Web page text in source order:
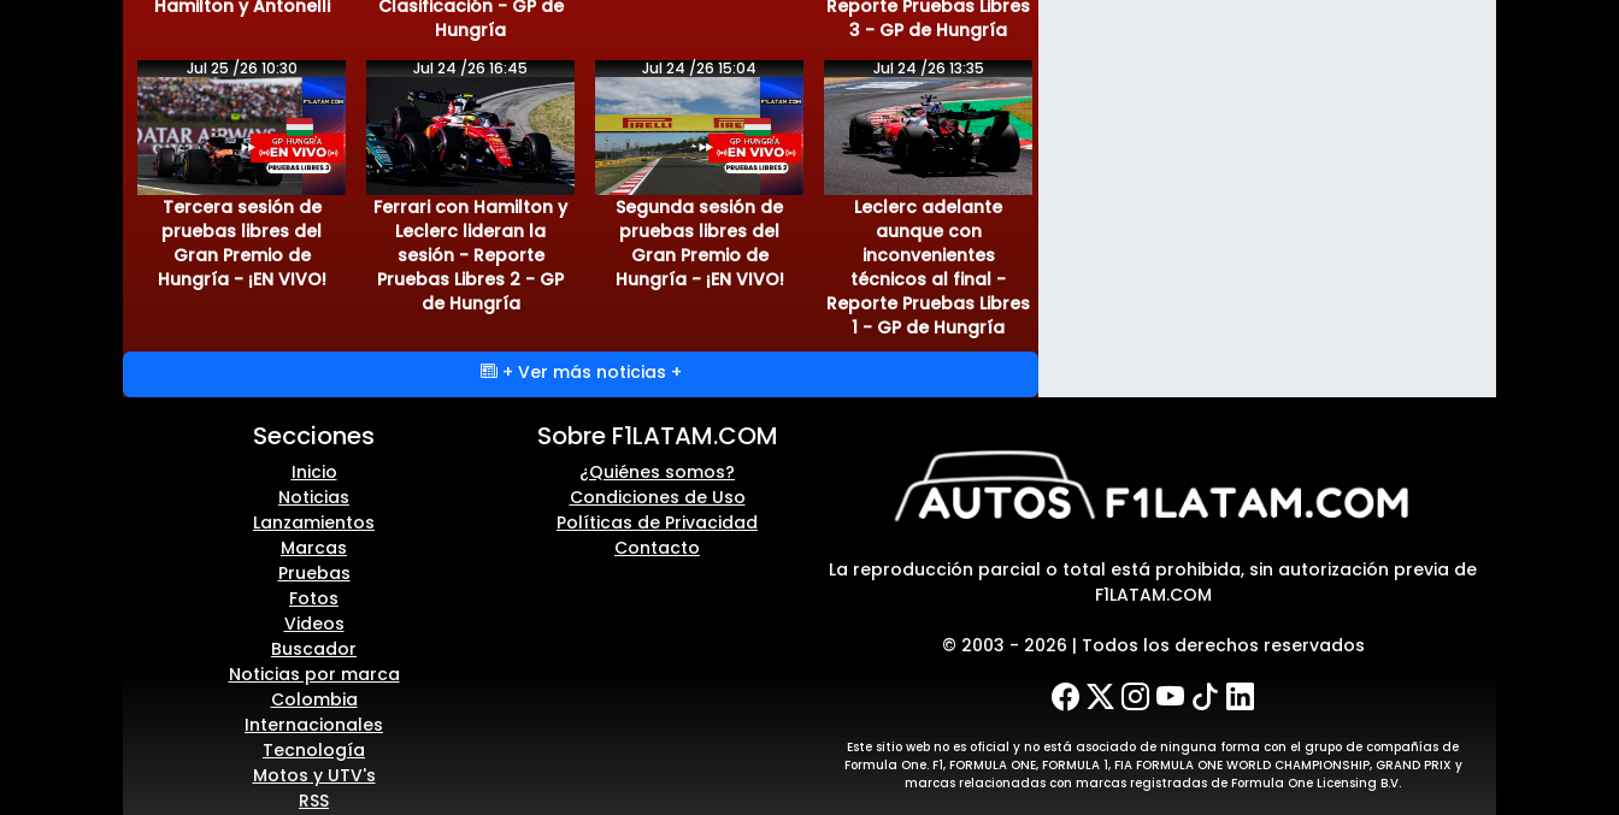
Hamilton y Antonelli
Clasificación - GP de
Hungría
Reporte Pruebas Libres
3 - GP de Hungría
Jul 25 /26 10:30
Tercera sesión de
pruebas libres del
Gran Premio de
Hungría - ¡EN VIVO!
Jul 24 /26 16:45
Ferrari con Hamilton y
Leclerc lideran la
sesión - Reporte
Pruebas Libres 2 - GP
de Hungría
Jul 24 /26 15:04
Segunda sesión de
pruebas libres del
Gran Premio de
Hungría - ¡EN VIVO!
Jul 24 /26 13:35
Leclerc adelante
aunque con
inconvenientes
técnicos al final -
Reporte Pruebas Libres
1 - GP de Hungría
+ Ver más noticias +
Secciones
Inicio
Noticias
Lanzamientos
Marcas
Pruebas
Fotos
Videos
Buscador
Noticias por marca
Colombia
Internacionales
Tecnología
Motos y UTV's
RSS
Sobre F1LATAM.COM
¿Quiénes somos?
Condiciones de Uso
Políticas de Privacidad
Contacto
La reproducción parcial o total está prohibida, sin autorización previa de
F1LATAM.COM
© 2003 - 2026 | Todos los derechos reservados
Este sitio web no es oficial y no está asociado de ninguna forma con el grupo de compañías de
Formula One. F1, FORMULA ONE, FORMULA 1, FIA FORMULA ONE WORLD CHAMPIONSHIP, GRAND PRIX y
marcas relacionadas con marcas registradas de Formula One Licensing B.V.